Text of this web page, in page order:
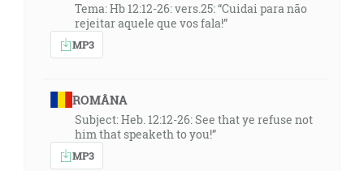
Tema: Hb 12:12-26: vers.25: “Cuidai para não
rejeitar aquele que vos fala!”
MP3
ROMÂNA
Subject: Heb. 12:12-26: See that ye refuse not
him that speaketh to you!”
MP3